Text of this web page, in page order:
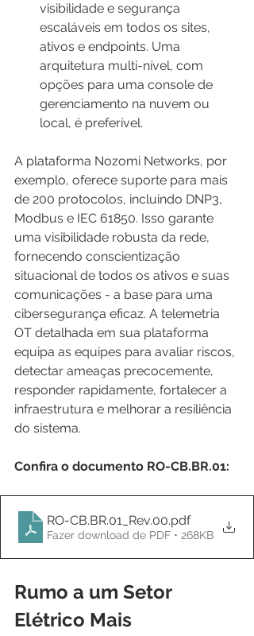
visibilidade e segurança
escaláveis em todos os sites,
ativos e endpoints. Uma
arquitetura multi-nível, com
opções para uma console de
gerenciamento na nuvem ou
local, é preferível.
A plataforma Nozomi Networks, por
exemplo, oferece suporte para mais
de 200 protocolos, incluindo DNP3,
Modbus e IEC 61850. Isso garante
uma visibilidade robusta da rede,
fornecendo conscientização
situacional de todos os ativos e suas
comunicações - a base para uma
cibersegurança eficaz. A telemetria
OT detalhada em sua plataforma
equipa as equipes para avaliar riscos,
detectar ameaças precocemente,
responder rapidamente, fortalecer a
infraestrutura e melhorar a resiliência
do sistema.
Confira o documento RO-CB.BR.01:
RO-CB.BR.01_Rev.00.pdf
Fazer download de PDF • 268KB
Rumo a um Setor
Elétrico Mais